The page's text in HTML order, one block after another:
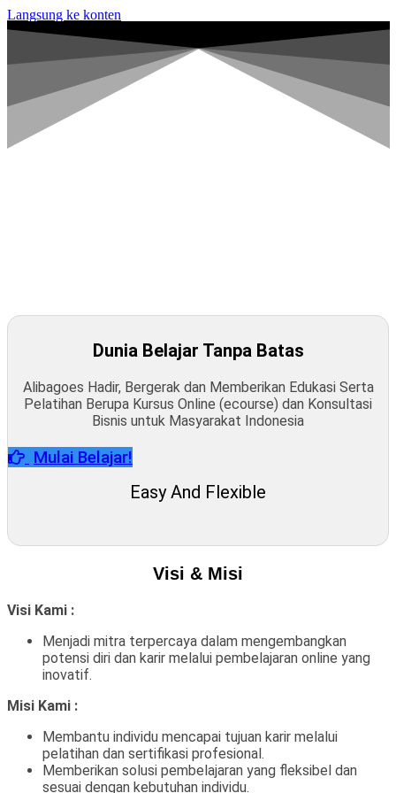
Langsung ke konten
Dunia Belajar Tanpa Batas
Alibagoes Hadir, Bergerak dan Memberikan Edukasi Serta
Pelatihan Berupa Kursus Online (ecourse) dan Konsultasi
Bisnis untuk Masyarakat Indonesia
Mulai Belajar!
Easy And Flexible
Visi & Misi
Visi Kami :
Menjadi mitra terpercaya dalam mengembangkan
potensi diri dan karir melalui pembelajaran online yang
inovatif.
Misi Kami :
Membantu individu mencapai tujuan karir melalui
pelatihan dan sertifikasi profesional.
Memberikan solusi pembelajaran yang fleksibel dan
sesuai dengan kebutuhan individu.